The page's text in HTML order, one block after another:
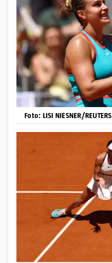
Foto: LISI NIESNER/REUTERS